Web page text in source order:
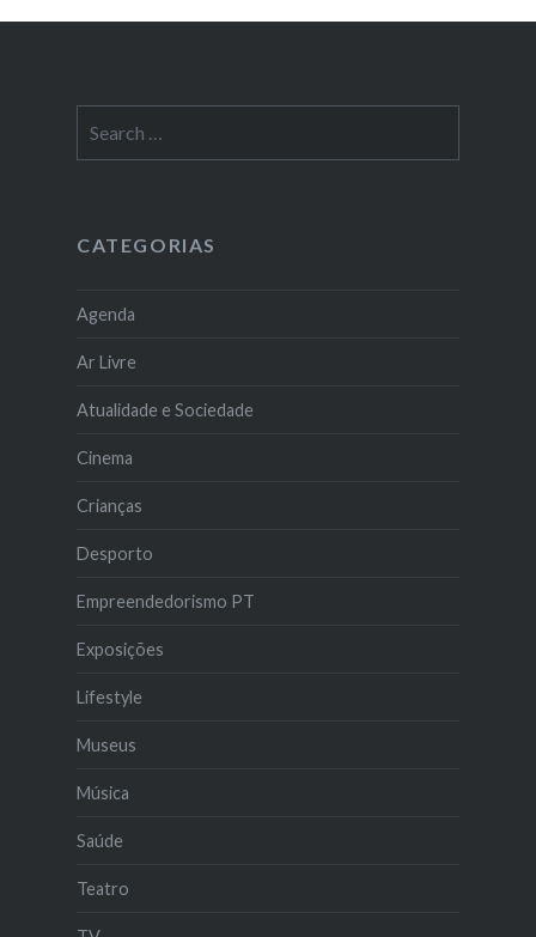
for:
CATEGORIAS
Agenda
Ar Livre
Atualidade e Sociedade
Cinema
Crianças
Desporto
Empreendedorismo PT
Exposições
Lifestyle
Museus
Música
Saúde
Teatro